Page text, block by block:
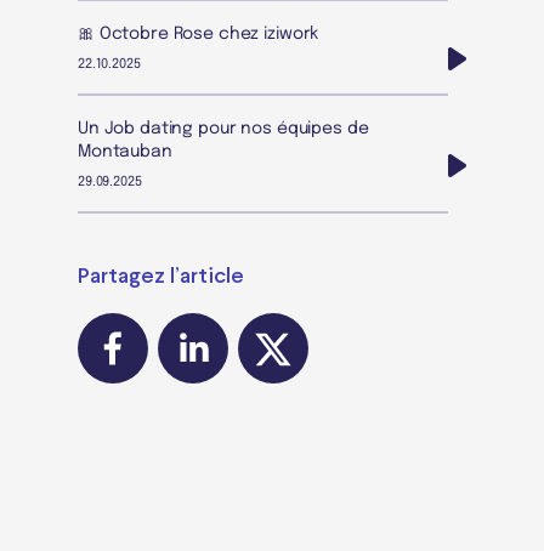
🎀 Octobre Rose chez iziwork
22.10.2025
Un Job dating pour nos équipes de
Montauban
29.09.2025
Partagez l’article